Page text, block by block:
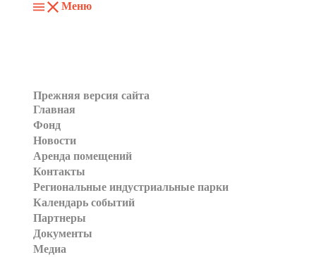
Меню
Прежняя версия сайта
Главная
Фонд
Новости
Аренда помещений
Контакты
Региональные индустриальные парки
Календарь событий
Партнеры
Документы
Медиа